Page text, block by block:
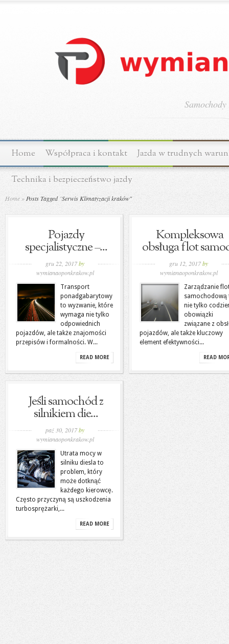
Home Współpraca i kontakt Jazda w trudnych
Technika i bezpieczeństwo jazdy
Home » Posts Tagged "Serwis Klimatyzacji kraków"
Pojazdy
specjalistyczne –...
gru 22, 2017by
wymianaoponkrakow.pl
Transport
ponadgabarytowy
to wyzwanie, które
wymaga nie tylko
odpowiednich
pojazdów, ale także znajomości
przepisów i formalności. W...
READ MORE
Kompleksowa
obsługa flot
gru 12, 2017by
wymianaoponkrakow.pl
Zarządzanie
samochodową
nie tylko
obowiązki
związane z
pojazdów, ale także kluczowy
element efektywności...
READ
Jeśli samochód z
silnikiem die...
paź 30, 2017by
wymianaoponkrakow.pl
Utrata mocy w
silniku diesla to
problem, który
może dotknąć
każdego kierowcę.
Często przyczyną są uszkodzenia
turbosprężarki,...
READ MORE